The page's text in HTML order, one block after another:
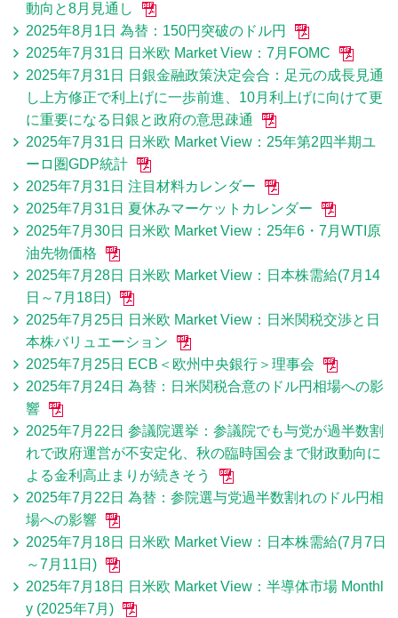
動向と8月見通し
2025年8月1日 為替：150円突破のドル円
2025年7月31日 日米欧 Market View：7月FOMC
2025年7月31日 日銀金融政策決定会合：足元の成長見通
し上方修正で利上げに一歩前進、10月利上げに向けて更
に重要になる日銀と政府の意思疎通
2025年7月31日 日米欧 Market View：25年第2四半期ユ
ーロ圏GDP統計
2025年7月31日 注目材料カレンダー
2025年7月31日 夏休みマーケットカレンダー
2025年7月30日 日米欧 Market View：25年6・7月WTI原
油先物価格
2025年7月28日 日米欧 Market View：日本株需給(7月14
日～7月18日)
2025年7月25日 日米欧 Market View：日米関税交渉と日
本株バリュエーション
2025年7月25日 ECB＜欧州中央銀行＞理事会
2025年7月24日 為替：日米関税合意のドル円相場への影
響
2025年7月22日 参議院選挙：参議院でも与党が過半数割
れで政府運営が不安定化、秋の臨時国会まで財政動向に
よる金利高止まりが続きそう
2025年7月22日 為替：参院選与党過半数割れのドル円相
場への影響
2025年7月18日 日米欧 Market View：日本株需給(7月7日
～7月11日)
2025年7月18日 日米欧 Market View：半導体市場 Monthl
y (2025年7月)